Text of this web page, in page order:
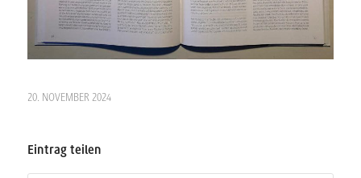
20. NOVEMBER 2024
Eintrag teilen